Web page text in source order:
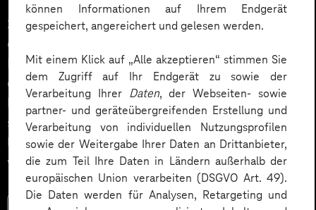
können Informationen auf Ihrem Endgerät
gespeichert, angereichert und gelesen werden.
Mit einem Klick auf „Alle akzeptieren“ stimmen Sie
dem Zugriff auf Ihr Endgerät zu sowie der
Verarbeitung Ihrer Daten, der Webseiten- sowie
partner- und geräteübergreifenden Erstellung und
Verarbeitung von individuellen Nutzungsprofilen
sowie der Weitergabe Ihrer Daten an Drittanbieter,
die zum Teil Ihre Daten in Ländern außerhalb der
europäischen Union verarbeiten (DSGVO Art. 49).
Die Daten werden für Analysen, Retargeting und
2025 haben viele Unternehmen mit KI
experimentiert: erste Assistenten, erste Piloten, erste
Prozess-Ideen. 2026 wird der nächste Schritt
entscheidend – aus einzelnen Use Cases wird ein
belastbares Betriebsmodell. Denn eine gute Demo ist
schnell gebaut. Wert entsteht erst, wenn KI integriert
läuft, Risiken beherrschbar bleiben und Teams wissen,
wer wofür verantwortlich ist.